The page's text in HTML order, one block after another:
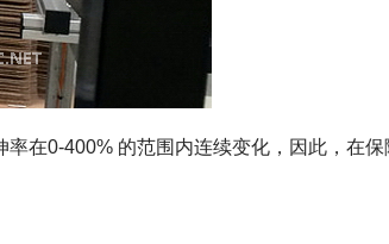
在0-400% 的范围内连续变化，因此，在保